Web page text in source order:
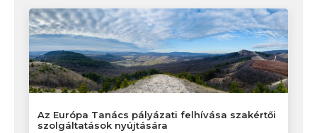
Az Európa Tanács pályázati felhívása szakértői
szolgáltatások nyújtására